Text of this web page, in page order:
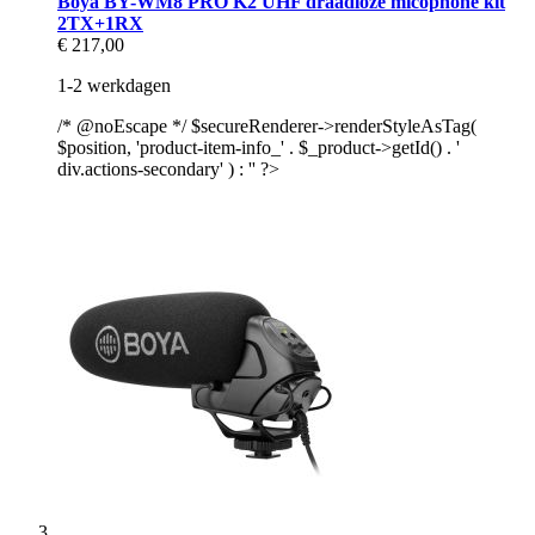
2TX+1RX
€ 217,00
1-2 werkdagen
/* @noEscape */ $secureRenderer->renderStyleAsTag(
$position, 'product-item-info_' . $_product->getId() . '
div.actions-secondary' ) : '' ?>